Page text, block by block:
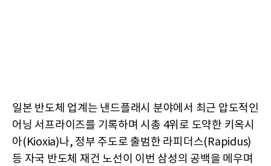
일본 반도체 업계는 낸드플래시 분야에서 최근 압도적인
어닝 서프라이즈를 기록하며 시총 4위로 도약한 키옥시
아(Kioxia)나, 정부 주도로 출범한 라피더스(Rapidus)
등 자국 반도체 재건 노선이 이번 삼성의 공백을 메우며